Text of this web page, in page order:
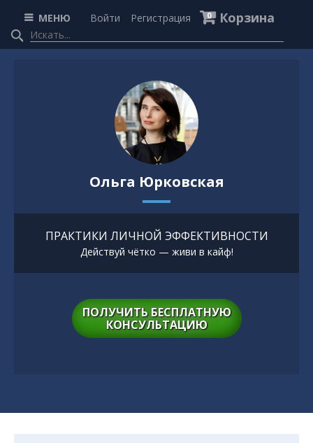
МЕНЮ Войти Регистрация 0 Корзина
Ольга Юрковская
ПРАКТИКИ ЛИЧНОЙ ЭФФЕКТИВНОСТИ
Действуй чётко — живи в кайф!
ПОЛУЧИТЬ БЕСПЛАТНУЮ
КОНСУЛЬТАЦИЮ